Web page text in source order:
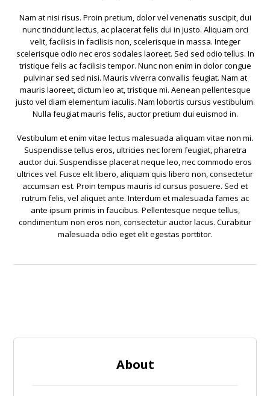
Nam at nisi risus. Proin pretium, dolor vel venenatis suscipit, dui
nunc tincidunt lectus, ac placerat felis dui in justo. Aliquam orci
velit, facilisis in facilisis non, scelerisque in massa. Integer
scelerisque odio nec eros sodales laoreet. Sed sed odio tellus. In
tristique felis ac facilisis tempor. Nunc non enim in dolor congue
pulvinar sed sed nisi. Mauris viverra convallis feugiat. Nam at
mauris laoreet, dictum leo at, tristique mi. Aenean pellentesque
justo vel diam elementum iaculis. Nam lobortis cursus vestibulum.
Nulla feugiat mauris felis, auctor pretium dui euismod in.
Vestibulum et enim vitae lectus malesuada aliquam vitae non mi.
Suspendisse tellus eros, ultricies nec lorem feugiat, pharetra
auctor dui. Suspendisse placerat neque leo, nec commodo eros
ultrices vel. Fusce elit libero, aliquam quis libero non, consectetur
accumsan est. Proin tempus mauris id cursus posuere. Sed et
rutrum felis, vel aliquet ante. Interdum et malesuada fames ac
ante ipsum primis in faucibus. Pellentesque neque tellus,
condimentum non eros non, consectetur auctor lacus. Curabitur
malesuada odio eget elit egestas porttitor.
About